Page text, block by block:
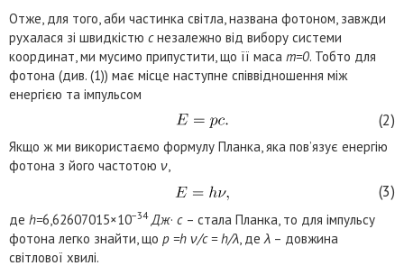
Отже, для того, аби частинка світла, названа фотоном, завжди
рухалася зі швидкістю cнезалежно від вибору системи
координат, ми мусимо припустити, що її маса m=0. Тобто для
фотона (див. (1)) має місце наступне співвідношення між
енергією та імпульсом
(2)
Якщо ж ми використаємо формулу Планка, яка пов’язує енергію
фотона з його частотою ν
(3)
де h=6,62607015×10−34Дж· с – стала Планка, то для імпульсу
фотона легко знайти, що p =h ν/c = h/λ , де λ – довжина
світлової хвилі.